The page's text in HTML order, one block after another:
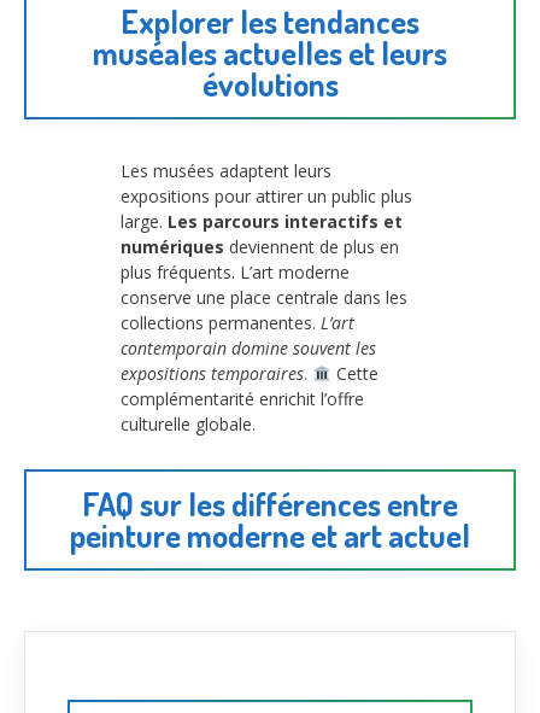
Explorer les tendances
muséales actuelles et leurs
évolutions
Les musées adaptent leurs
expositions pour attirer un public plus
large. Les parcours interactifs et
numériques deviennent de plus en
plus fréquents. L’art moderne
conserve une place centrale dans les
collections permanentes. L’art
contemporain domine souvent les
expositions temporaires.
Cette
complémentarité enrichit l’offre
culturelle globale.
FAQ sur les différences entre
peinture moderne et art actuel